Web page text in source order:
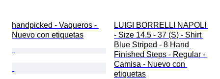
handpicked - Vaqueros -
Nuevo con etiquetas
LUIGI BORRELLI NAPOLI
- Size 14.5 - 37 (S) - Shirt
Blue Striped - 8 Hand
Finished Steps - Regular -
Camisa - Nuevo con
etiquetas